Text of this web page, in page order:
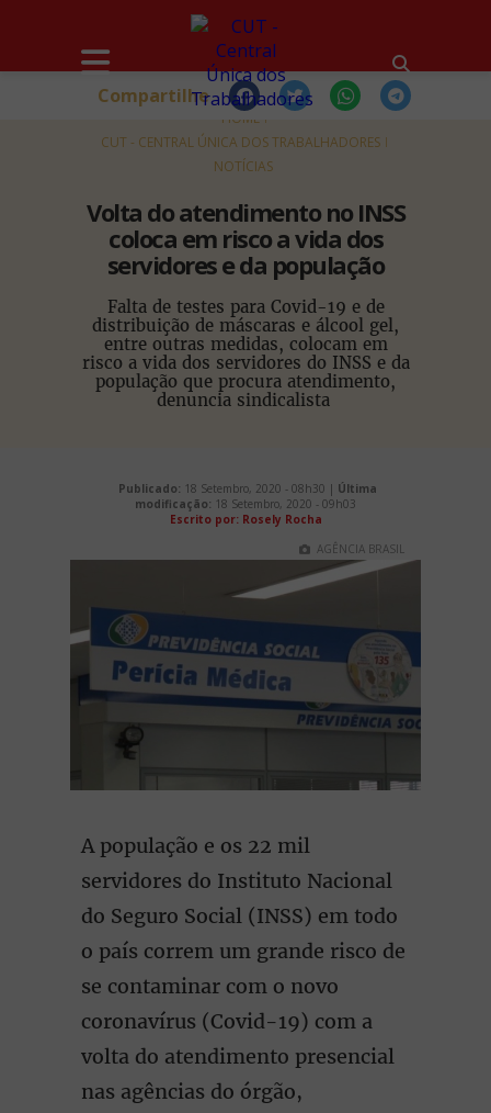
HOME
CUT - CENTRAL ÚNICA DOS TRABALHADORES
NOTÍCIAS
Volta do atendimento no INSS
coloca em risco a vida dos
servidores e da população
Falta de testes para Covid-19 e de
distribuição de máscaras e álcool gel,
entre outras medidas, colocam em
risco a vida dos servidores do INSS e da
população que procura atendimento,
denuncia sindicalista
Compartilhe
Publicado: 18 Setembro, 2020 - 08h30 | Última
modificação: 18 Setembro, 2020 - 09h03
Escrito por: Rosely Rocha
AGÊNCIA BRASIL
A população e os 22 mil
servidores do Instituto Nacional
do Seguro Social (INSS) em todo
o país correm um grande risco de
se contaminar com o novo
coronavírus (Covid-19) com a
volta do atendimento presencial
nas agências do órgão,